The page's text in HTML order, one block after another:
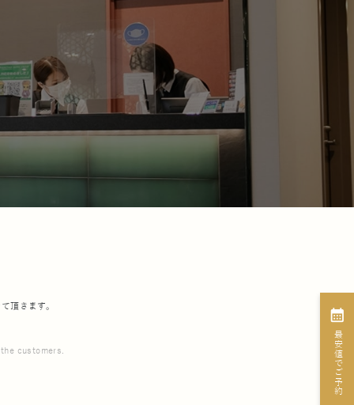
calendar_month
最安値でご予約
頂きます。
customers.